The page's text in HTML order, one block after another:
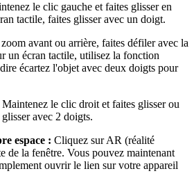
le clic gauche et faites glisser en
tactile, faites glisser avec un doigt.
avant ou arrière, faites défiler avec la
un écran tactile, utilisez la fonction
écartez l'objet avec deux doigts pour
Maintenez le clic droit et faites glisser ou
avec 2 doigts.
espace : Cliquez sur AR (réalité
de la fenêtre. Vous pouvez maintenant
ouvrir le lien sur votre appareil